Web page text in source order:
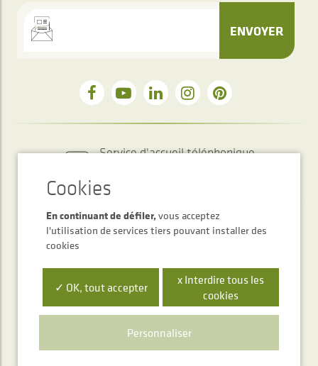
ENVOYER
Service d'accueil téléphonique
Polígono Ibarrea, s/n 31800 Alsasua, Navarra, Spain
En continuant de défiler,vous acceptez
l'utilisation de services tiers pouvant installer des
cookies
✓ OK, tout accepter
x Interdire tous les
cookies
Personnaliser